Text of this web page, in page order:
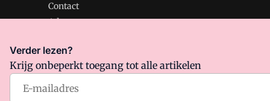
Contact
Adverteren
Management Support is onderdeel van VMN media.
Algemene Voorwaarden
Verder lezen?
Krijg onbeperkt toegang tot alle artikelen